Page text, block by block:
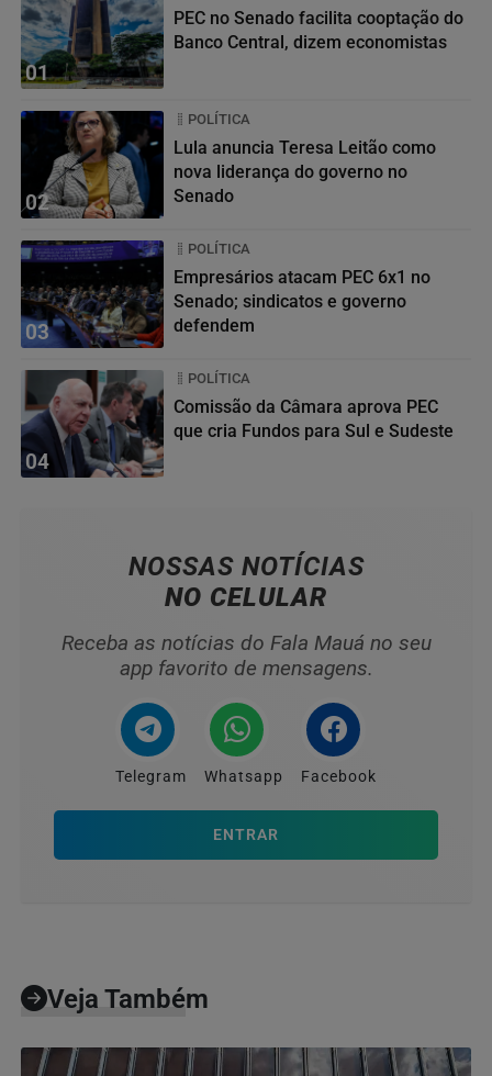
01
PEC no Senado facilita cooptação do
Banco Central, dizem economistas
02
POLÍTICA
Lula anuncia Teresa Leitão como
nova liderança do governo no
Senado
03
POLÍTICA
Empresários atacam PEC 6x1 no
Senado; sindicatos e governo
defendem
04
POLÍTICA
Comissão da Câmara aprova PEC
que cria Fundos para Sul e Sudeste
NOSSAS NOTÍCIAS
NO CELULAR
Receba as notícias do Fala Mauá no seu
app favorito de mensagens.
Telegram Whatsapp Facebook
ENTRAR
Veja Também